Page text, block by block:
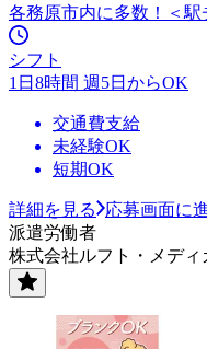
各務原市内に多数！＜駅
シフト
1日8時間 週5日からOK
交通費支給
未経験OK
短期OK
詳細を見る
応募画面に
派遣労働者
株式会社ルフト・メディ